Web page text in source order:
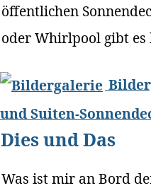
öffentlichen
oder Whirlpool gibt
und Suiten-
Dies und Das
Was ist mir an Bord